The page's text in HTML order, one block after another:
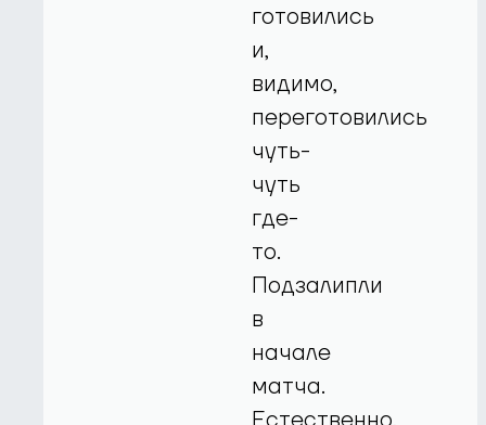
готовились
и,
видимо,
переготовились
чуть-
чуть
где-
то.
Подзалипли
в
начале
матча.